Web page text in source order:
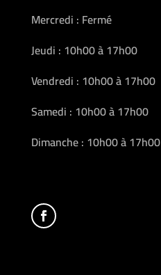
Mercredi : Fermé
Jeudi : 10h00 à 17h00
Vendredi : 10h00 à 17h00
Samedi : 10h00 à 17h00
Dimanche : 10h00 à 17h00